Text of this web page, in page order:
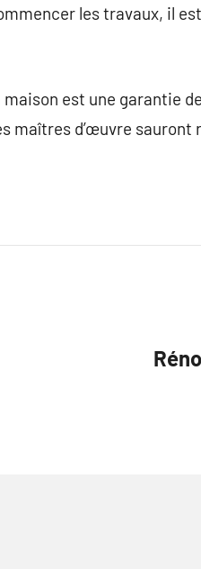
les travaux, il
est une garantie
maîtres d’œuvre sauront